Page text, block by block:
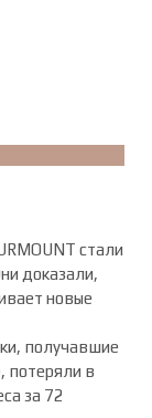
стали
доказали,
новые
получавшие
потеряли в
за 72